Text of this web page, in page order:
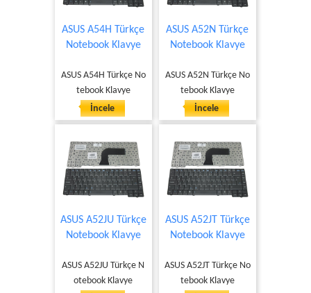
ASUS A54H Türkçe
Notebook Klavye
ASUS A54H Türkçe No
tebook Klavye
İncele
ASUS A52N Türkçe
Notebook Klavye
ASUS A52N Türkçe No
tebook Klavye
İncele
ASUS A52JU Türkçe
Notebook Klavye
ASUS A52JU Türkçe N
otebook Klavye
ASUS A52JT Türkçe
Notebook Klavye
ASUS A52JT Türkçe No
tebook Klavye